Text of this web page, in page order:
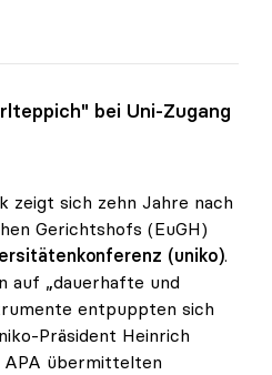
bei Uni-Zugang
zeigt sich zehn Jahre nach
Gerichtshofs (EuGH)
(uniko).
auf „dauerhafte und
entpuppten sich
Präsident Heinrich
APA übermittelten